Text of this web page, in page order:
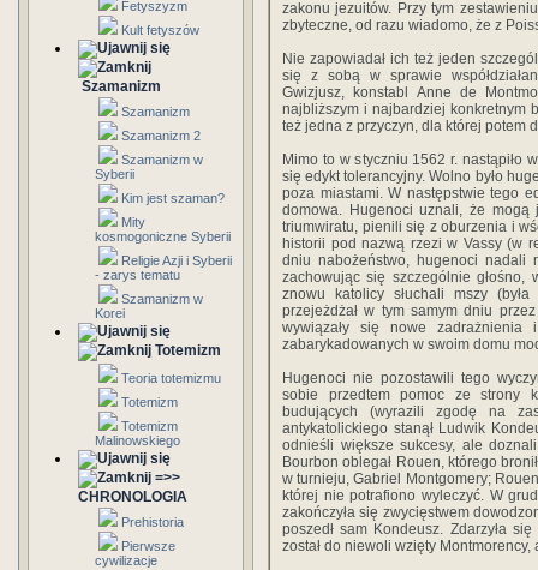
Fetyszyzm
Kult fetyszów
Szamanizm
Szamanizm
Szamanizm 2
Szamanizm w
Syberii
Kim jest szaman?
Mity
kosmogoniczne Syberii
Religie Azji i Syberii
- zarys tematu
Szamanizm w
Korei
Totemizm
Teoria totemizmu
Totemizm
Totemizm
Malinowskiego
=>>
CHRONOLOGIA
Prehistoria
Pierwsze
cywilizacje
zakonu jezuitów. Przy tym
zbyteczne, od razu wiadomo, że z
Nie zapowiadał ich też jeden
się z sobą w sprawie
Gwizjusz, konstabl Anne de
najbliższym i najbardziej konkretnym
też jedna z przyczyn, dla której potem
Mimo to w styczniu 1562 r. nastąpiło
się edykt tolerancyjny. Wolno było
poza miastami. W następstwie tego
domowa. Hugenoci uznali, że mogą
triumwiratu, pienili się z oburzenia i
historii pod nazwą rzezi w Vassy (w
dniu nabożeństwo, hugenoci nadali
zachowując się szczególnie głośno,
znowu katolicy słuchali mszy
przejeżdżał w tym samym dniu
wywiązały się nowe
zabarykadowanych w swoim domu
Hugenoci nie pozostawili tego
sobie przedtem pomoc ze strony
budujących (wyrazili zgodę na
antykatolickiego stanął Ludwik
odnieśli większe sukcesy, ale
Bourbon oblegał Rouen, którego
w turnieju, Gabriel Montgomery;
której nie potrafiono wyleczyć. W
zakończyła się zwycięstwem
poszedł sam Kondeusz. Zdarzyła
został do niewoli wzięty Montmorency,